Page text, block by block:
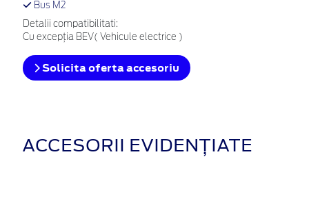
Bus M2
Detalii compatibilitati:
Cu excepția BEV( Vehicule electrice )
Solicita oferta accesoriu
ACCESORII EVIDENȚIATE